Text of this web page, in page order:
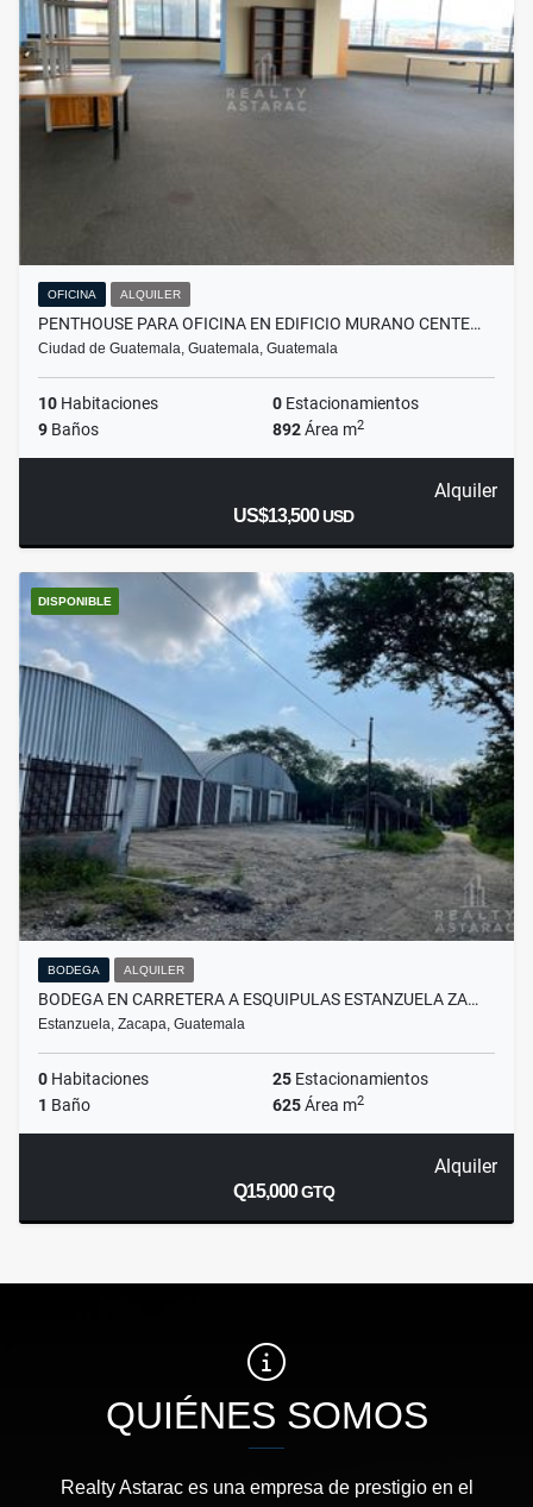
OFICINA ALQUILER
PENTHOUSE PARA OFICINA EN EDIFICIO MURANO CENTE…
Ciudad de Guatemala, Guatemala, Guatemala
10 Habitaciones 0 Estacionamientos
9 Baños 892Área m2
Alquiler
US$13,500USD
DISPONIBLE
BODEGA ALQUILER
BODEGA EN CARRETERA A ESQUIPULAS ESTANZUELA ZA…
Estanzuela, Zacapa, Guatemala
0 Habitaciones 25 Estacionamientos
1 Baño 625Área m2
Alquiler
Q15,000GTQ
QUIÉNES SOMOS
Realty Astarac es una empresa de prestigio en el